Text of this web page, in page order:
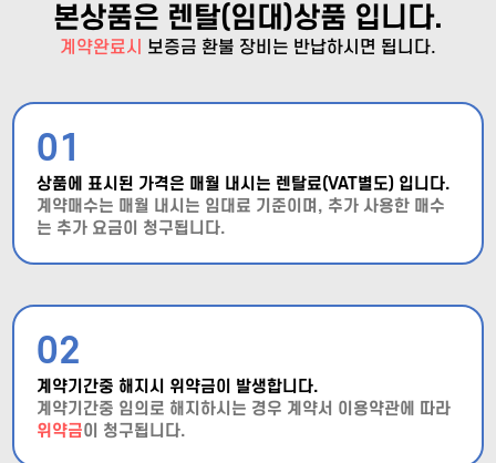
본상품은 렌탈(임대)상품 입니다.
계약완료시 보증금 환불 장비는 반납하시면 됩니다.
01
상품에 표시된 가격은 매월 내시는 렌탈료(VAT별도) 입니다.
계약매수는 매월 내시는 임대료 기준이며, 추가 사용한 매수
는 추가 요금이 청구됩니다.
02
계약기간중 해지시 위약금이 발생합니다.
계약기간중 임의로 해지하시는 경우 계약서 이용약관에 따라
위약금이 청구됩니다.